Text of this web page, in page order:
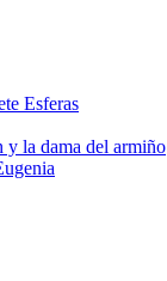
Esferas
y la dama del armiño